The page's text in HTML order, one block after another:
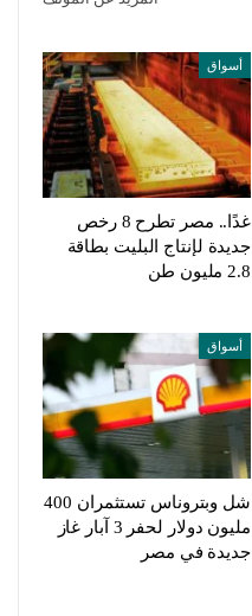
أسواق
غدًا.. مصر تطرح 8 رخص
جديدة لإنتاج البليت بطاقة
2.8 مليون طن
أسواق
شل وبتروناس تستثمران 400
مليون دولار لحفر 3 آبار غاز
جديدة في مصر